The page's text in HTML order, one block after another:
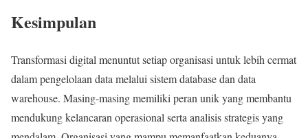
Kesimpulan
Transformasi digital menuntut setiap organisasi untuk lebih cermat
dalam pengelolaan data melalui sistem database dan data
warehouse. Masing-masing memiliki peran unik yang membantu
mendukung kelancaran operasional serta analisis strategis yang